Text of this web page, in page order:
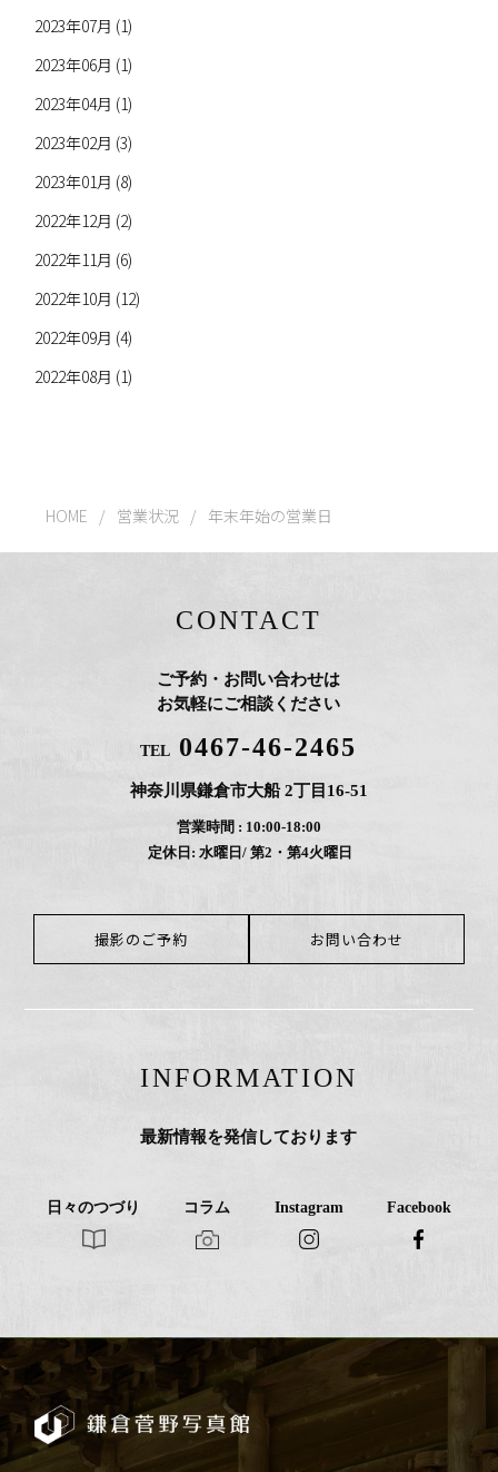
2023年07月 (1)
2023年06月 (1)
2023年04月 (1)
2023年02月 (3)
2023年01月 (8)
2022年12月 (2)
2022年11月 (6)
2022年10月 (12)
2022年09月 (4)
2022年08月 (1)
HOME / 営業状況 / 年末年始の営業日
CONTACT
ご予約・お問い合わせは
お気軽にご相談ください
TEL 0467-46-2465
神奈川県鎌倉市大船 2丁目16-51
営業時間 : 10:00-18:00
定休日: 水曜日/ 第2・第4火曜日
撮影のご予約 お問い合わせ
INFORMATION
最新情報を発信しております
日々のつづり コラム Instagram Facebook